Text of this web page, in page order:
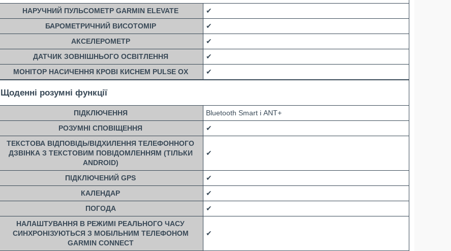
НАРУЧНИЙ ПУЛЬСОМЕТР GARMIN ELEVATE
✔
БАРОМЕТРИЧНИЙ ВИСОТОМІР
✔
АКСЕЛЕРОМЕТР
✔
ДАТЧИК ЗОВНІШНЬОГО ОСВІТЛЕННЯ
✔
МОНІТОР НАСИЧЕННЯ КРОВІ КИСНЕМ PULSE OX
✔
Щоденні розумні функції
ПІДКЛЮЧЕННЯ
Bluetooth Smart і ANT+
РОЗУМНІ СПОВІЩЕННЯ
✔
ТЕКСТОВА ВІДПОВІДЬ/ВІДХИЛЕННЯ ТЕЛЕФОННОГО
ДЗВІНКА З ТЕКСТОВИМ ПОВІДОМЛЕННЯМ (ТІЛЬКИ
ANDROID)
✔
ПІДКЛЮЧЕНИЙ GPS
✔
КАЛЕНДАР
✔
ПОГОДА
✔
НАЛАШТУВАННЯ В РЕЖИМІ РЕАЛЬНОГО ЧАСУ
СИНХРОНІЗУЮТЬСЯ З МОБІЛЬНИМ ТЕЛЕФОНОМ
GARMIN CONNECT
✔